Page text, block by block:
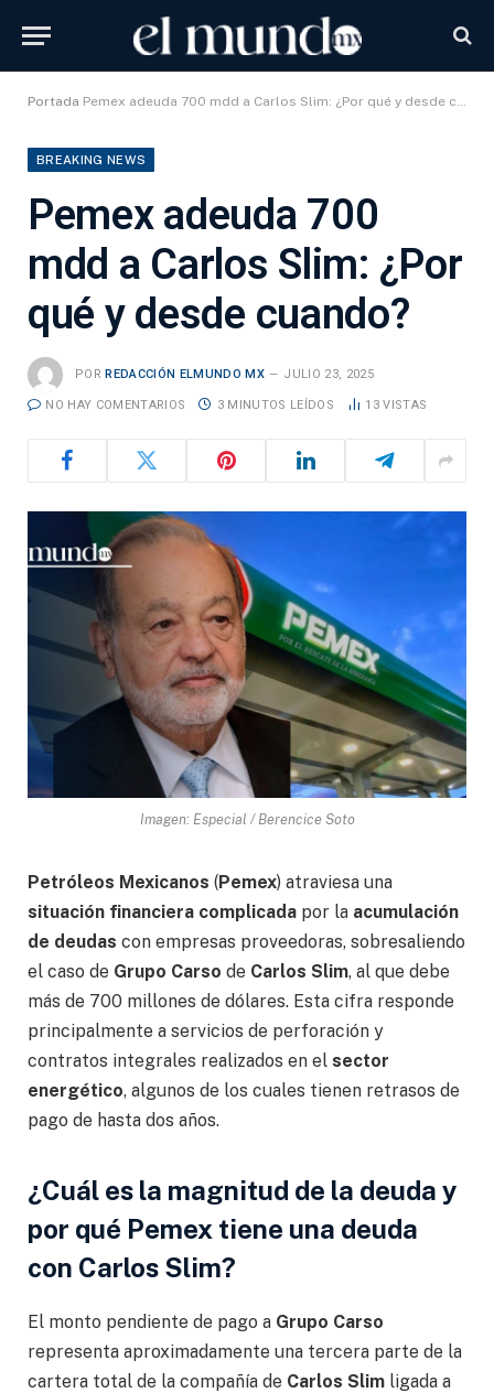
Portada Pemex adeuda 700 mdd a Carlos Slim: ¿Por qué y desde cuando?
BREAKING NEWS
Pemex adeuda 700
mdd a Carlos Slim: ¿Por
qué y desde cuando?
POR REDACCIÓN ELMUNDO MX JULIO 23, 2025
NO HAY COMENTARIOS 3 MINUTOS LEÍDOS 13VISTAS
Imagen: Especial / Berencice Soto
Petróleos Mexicanos (Pemex) atraviesa una
situación financiera complicada por la acumulación
de deudas con empresas proveedoras, sobresaliendo
el caso de Grupo Carso de Carlos Slim, al que debe
más de 700 millones de dólares. Esta cifra responde
principalmente a servicios de perforación y
contratos integrales realizados en el sector
energético, algunos de los cuales tienen retrasos de
pago de hasta dos años.
¿Cuál es la magnitud de la deuda y
por qué Pemex tiene una deuda
con Carlos Slim?
El monto pendiente de pago a Grupo Carso
representa aproximadamente una tercera parte de la
cartera total de la compañía de Carlos Slim ligada a